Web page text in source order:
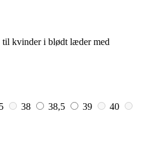
kvinder i blødt læder med
38 38,5 39
40